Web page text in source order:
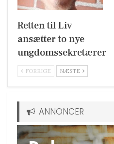
Retten til Liv
ansætter to nye
ungdomssekretærer
FORRIGE NÆSTE
ANNONCER